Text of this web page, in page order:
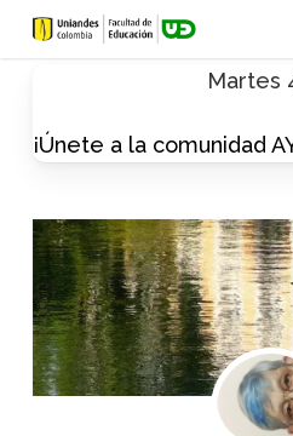
Skip
Martes
¡Únete a la comunidad